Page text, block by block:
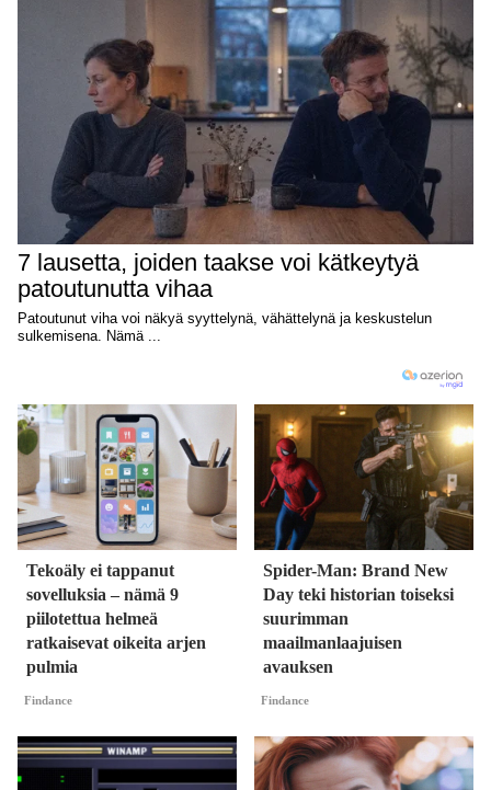
Tekoäly ei tappanut
sovelluksia – nämä 9
piilotettua helmeä
ratkaisevat oikeita arjen
pulmia
Findance
Spider-Man: Brand New
Day teki historian toiseksi
suurimman
maailmanlaajuisen
avauksen
Findance